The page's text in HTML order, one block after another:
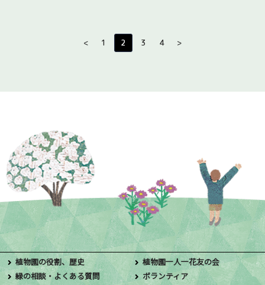
< 1 2 3 4 >
植物園の役割、歴史
植物園一人一花友の会
緑の相談・よくある質問
ボランティア